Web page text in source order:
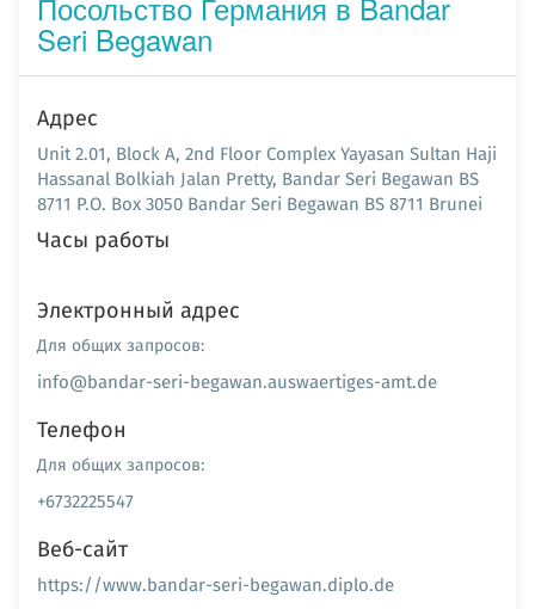
Seri Begawan
Адрес
Unit 2.01, Block A, 2nd Floor Complex Yayasan Sultan Haji
Hassanal Bolkiah Jalan Pretty, Bandar Seri Begawan BS
8711 P.O. Box 3050 Bandar Seri Begawan BS 8711 Brunei
Часы работы
Электронный адрес
Для общих запросов:
info@bandar-seri-begawan.auswaertiges-amt.de
Телефон
Для общих запросов:
+6732225547
Веб-сайт
https://www.bandar-seri-begawan.diplo.de